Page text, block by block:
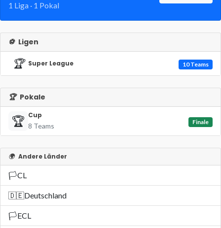
1 Liga · 1 Pokal
⚽ Ligen
🏆 Super League 10 Teams
🏆 Pokale
🏆 Cup
8 Teams
Finale
🌍 Andere Länder
🏳️CL
🇩🇪Deutschland
🏳️ECL